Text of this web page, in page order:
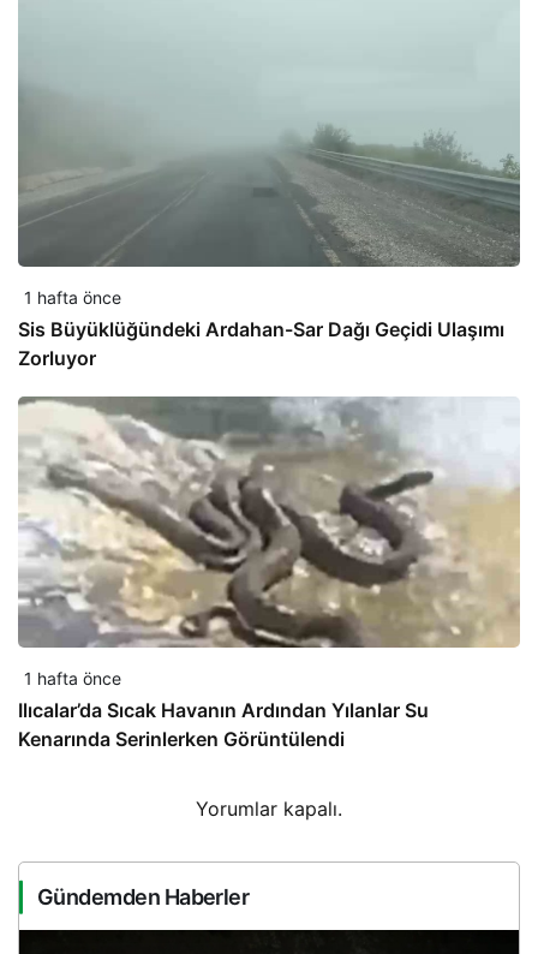
1 hafta önce
Sis Büyüklüğündeki Ardahan-Sar Dağı Geçidi Ulaşımı
Zorluyor
1 hafta önce
Ilıcalar’da Sıcak Havanın Ardından Yılanlar Su
Kenarında Serinlerken Görüntülendi
Yorumlar kapalı.
Gündemden Haberler